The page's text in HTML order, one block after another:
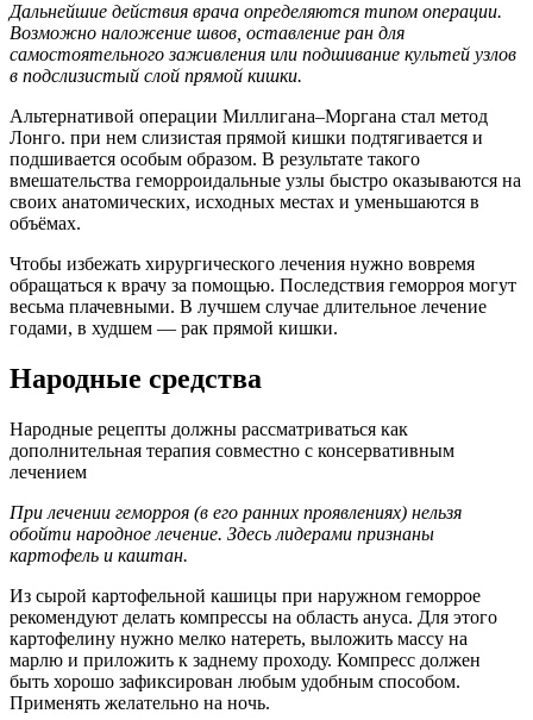
Дальнейшие действия врача определяются типом операции.
Возможно наложение швов, оставление ран для
самостоятельного заживления или подшивание культей узлов
в подслизистый слой прямой кишки.
Альтернативой операции Миллигана–Моргана стал метод
Лонго. при нем слизистая прямой кишки подтягивается и
подшивается особым образом. В результате такого
вмешательства геморроидальные узлы быстро оказываются на
своих анатомических, исходных местах и уменьшаются в
объёмах.
Чтобы избежать хирургического лечения нужно вовремя
обращаться к врачу за помощью. Последствия геморроя могут
весьма плачевными. В лучшем случае длительное лечение
годами, в худшем — рак прямой кишки.
Народные средства
Народные рецепты должны рассматриваться как
дополнительная терапия совместно с консервативным
лечением
При лечении геморроя (в его ранних проявлениях) нельзя
обойти народное лечение. Здесь лидерами признаны
картофель и каштан.
Из сырой картофельной кашицы при наружном геморрое
рекомендуют делать компрессы на область ануса. Для этого
картофелину нужно мелко натереть, выложить массу на
марлю и приложить к заднему проходу. Компресс должен
быть хорошо зафиксирован любым удобным способом.
Применять желательно на ночь.